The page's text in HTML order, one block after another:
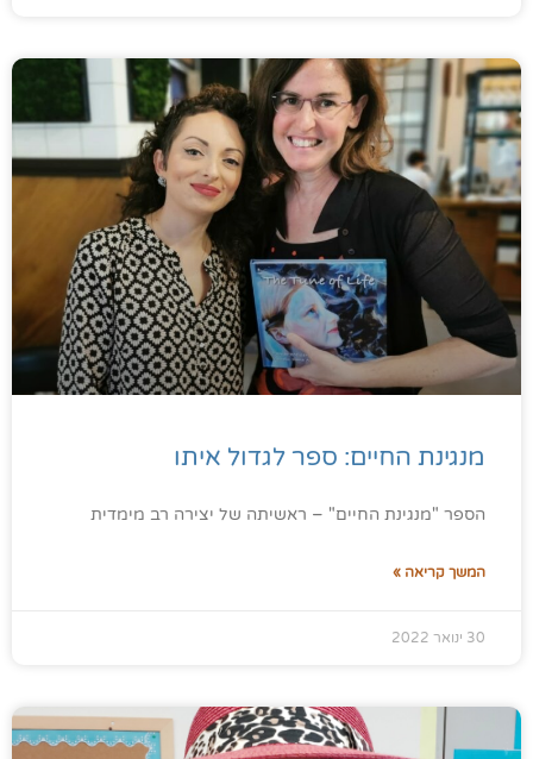
מנגינת החיים: ספר לגדול איתו
הספר "מנגינת החיים" – ראשיתה של יצירה רב מימדית
המשך קריאה »
30 ינואר 2022